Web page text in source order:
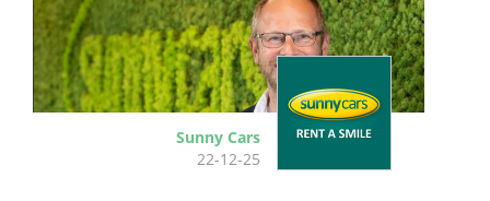
Sunny Cars
22-12-25